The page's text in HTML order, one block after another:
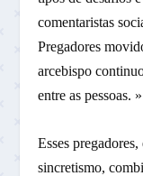
comentaristas
Pregadores
arcebispo
entre as pessoas. »
Esses
sincretismo,